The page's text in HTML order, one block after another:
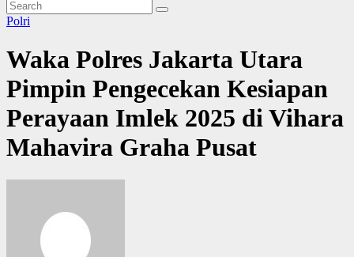
Polri
Waka Polres Jakarta Utara
Pimpin Pengecekan Kesiapan
Perayaan Imlek 2025 di Vihara
Mahavira Graha Pusat